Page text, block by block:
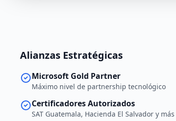
Alianzas Estratégicas
Microsoft Gold Partner
Máximo nivel de partnership tecnológico
Certificadores Autorizados
SAT Guatemala, Hacienda El Salvador y más